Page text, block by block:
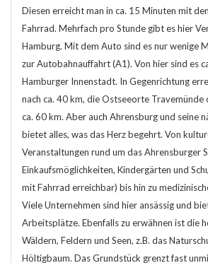
Diesen erreicht man in ca. 15 Minuten mit
Fahrrad. Mehrfach pro Stunde gibt es hier
Hamburg. Mit dem Auto sind es nur wenige
zur Autobahnauffahrt (A1). Von hier sind es
Hamburger Innenstadt. In Gegenrichtung
nach ca. 40 km, die Ostseeorte Travemünde
ca. 60 km. Aber auch Ahrensburg und seine
bietet alles, was das Herz begehrt. Von
Veranstaltungen rund um das Ahrensburger
Einkaufsmöglichkeiten, Kindergärten und
mit Fahrrad erreichbar) bis hin zu
Viele Unternehmen sind hier ansässig und
Arbeitsplätze. Ebenfalls zu erwähnen ist die
Wäldern, Feldern und Seen, z.B. das
Höltigbaum. Das Grundstück grenzt fast